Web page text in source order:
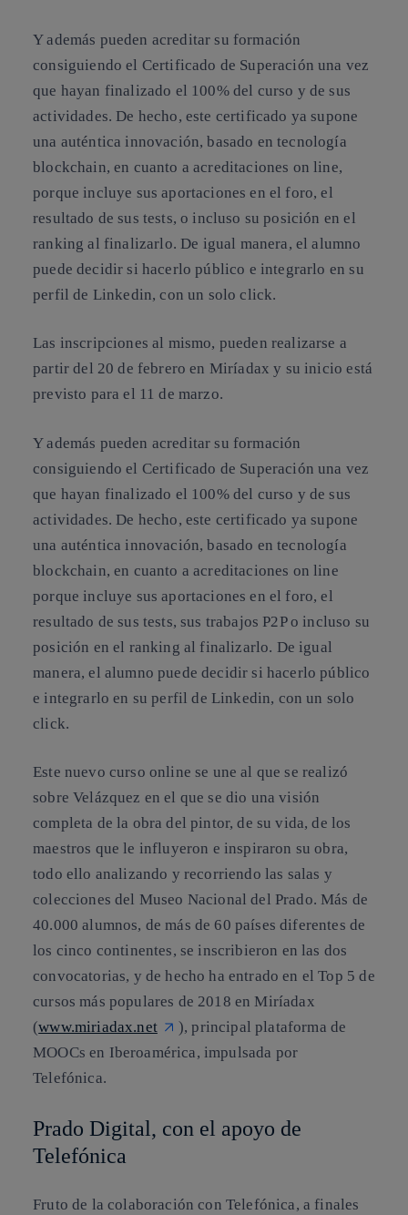
Y además pueden acreditar su formación
consiguiendo el Certificado de Superación una vez
que hayan finalizado el 100% del curso y de sus
actividades. De hecho, este certificado ya supone
una auténtica innovación, basado en tecnología
blockchain, en cuanto a acreditaciones on line,
porque incluye sus aportaciones en el foro, el
resultado de sus tests, o incluso su posición en el
ranking al finalizarlo. De igual manera, el alumno
puede decidir si hacerlo público e integrarlo en su
perfil de Linkedin, con un solo click.
Las inscripciones al mismo, pueden realizarse a
partir del 20 de febrero en Miríadax y su inicio está
previsto para el 11 de marzo.
Y además pueden acreditar su formación
consiguiendo el Certificado de Superación una vez
que hayan finalizado el 100% del curso y de sus
actividades. De hecho, este certificado ya supone
una auténtica innovación, basado en tecnología
blockchain, en cuanto a acreditaciones on line
porque incluye sus aportaciones en el foro, el
resultado de sus tests, sus trabajos P2P o incluso su
posición en el ranking al finalizarlo. De igual
manera, el alumno puede decidir si hacerlo público
e integrarlo en su perfil de Linkedin, con un solo
click.
Este nuevo curso online se une al que se realizó
sobre Velázquez en el que se dio una visión
completa de la obra del pintor, de su vida, de los
maestros que le influyeron e inspiraron su obra,
todo ello analizando y recorriendo las salas y
colecciones del Museo Nacional del Prado. Más de
40.000 alumnos, de más de 60 países diferentes de
los cinco continentes, se inscribieron en las dos
convocatorias, y de hecho ha entrado en el Top 5 de
cursos más populares de 2018 en Miríadax
(www.miriadax.net
), principal plataforma de
MOOCs en Iberoamérica, impulsada por
Telefónica.
Prado Digital, con el apoyo de
Telefónica
Fruto de la colaboración con Telefónica, a finales